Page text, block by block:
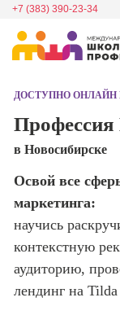
+7 (383) 390-23-34
Школа дизайна
Школа
Школа мастеров
ДОСТУПНО ОНЛАЙН
Профессия
в Новосибирске
Освой все
маркетинга:
научись
контекстную
аудиторию,
лендинг на Tilda